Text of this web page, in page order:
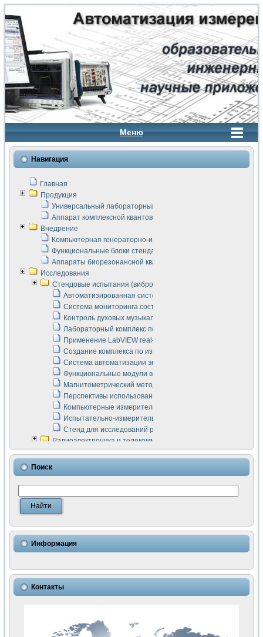
Меню
Навигация
Главная
Продукция
Универсальный лабораторный стенд "Сигнал-USB"
Аппарат комплексной квантовой терапии Интроскан
Внедрение
Компьютерная генераторно-измерительная система
Функциональные блоки стенда "Сигнал-USB"
Аппараты биорезонансной квантовой терапии серии СКАН
Исследования
Стендовые испытания (виброакустика, тензометрия и т.п.)
Автоматизированная система измерения параметров
Система мониторинга состояния тяговых
Контроль духовых музыкальных инструментов
Лабораторный комплекс по исследованию элементной
Применение LabVIEW real-time module для
Создание комплекса по измерению скорости подвижного
Система автоматизации экспериментальных
Функциональные модули в стандарте Nl SCXI для
Магнитометрический метод в дефектоскопии сварных
Перспективы использования машинного зрения в
Компьютерные измерительные системы для
Испытательно-измерительный комплекс аппаратуры для
Стенд для исследований рабочих процессов ДВС в
Радиоэлектроника и телекоммуникации
LabVIEW в расчетах радиолиний систем передачи данных
Аппаратно-программный комплекс для исследования
Виртуальный лабораторный стенд для исследования
Измерение шумовых параметров операционных
Измерительный преобразователь на основе цифровой
Использование NI LabVIEW для математического
Исследовние возможности создания измерителя ВАХ
Математическое моделирование генератора сигналов -
Применение осциллографического модуля с высоким
Симуляция отклика импульсного радиолокационного
Автоматизация формирования уравнений состояния для
Разработка автоматизированного стенда для измерения
Применение среды LabVIEW для построения картины
Поиск
Информация
Контакты